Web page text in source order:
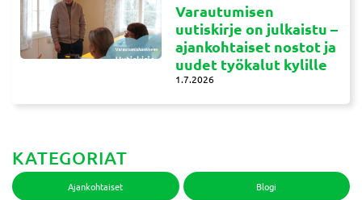
Varautumisen
uutiskirje on julkaistu –
ajankohtaiset nostot ja
uudet työkalut kylille
1.7.2026
KATEGORIAT
Ajankohtaiset Blogi